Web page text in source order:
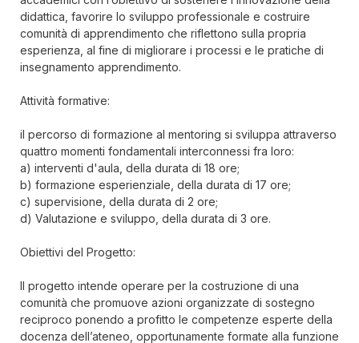
didattica, favorire lo sviluppo professionale e costruire
comunità di apprendimento che riflettono sulla propria
esperienza, al fine di migliorare i processi e le pratiche di
insegnamento apprendimento.
Attività formative:
il percorso di formazione al mentoring si sviluppa attraverso
quattro momenti fondamentali interconnessi fra loro:
a) interventi d'aula, della durata di 18 ore;
b) formazione esperienziale, della durata di 17 ore;
c) supervisione, della durata di 2 ore;
d) Valutazione e sviluppo, della durata di 3 ore.
Obiettivi del Progetto:
Il progetto intende operare per la costruzione di una
comunità che promuove azioni organizzate di sostegno
reciproco ponendo a profitto le competenze esperte della
docenza dell’ateneo, opportunamente formate alla funzione